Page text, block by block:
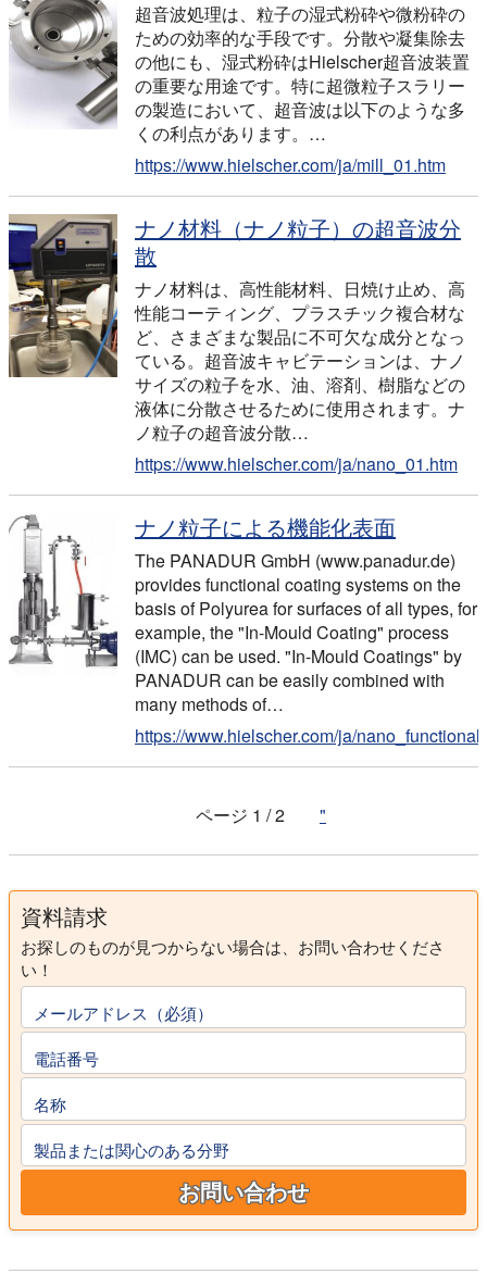
超音波処理は、粒子の湿式粉砕や微粉砕の
ための効率的な手段です。分散や凝集除去
の他にも、湿式粉砕はHielscher超音波装置
の重要な用途です。特に超微粒子スラリー
の製造において、超音波は以下のような多
くの利点があります。…
https://www.hielscher.com/ja/mill_01.htm
ナノ材料（ナノ粒子）の超音波分
散
ナノ材料は、高性能材料、日焼け止め、高
性能コーティング、プラスチック複合材な
ど、さまざまな製品に不可欠な成分となっ
ている。超音波キャビテーションは、ナノ
サイズの粒子を水、油、溶剤、樹脂などの
液体に分散させるために使用されます。ナ
ノ粒子の超音波分散…
https://www.hielscher.com/ja/nano_01.htm
ナノ粒子による機能化表面
The PANADUR GmbH (www.panadur.de)
provides functional coating systems on the
basis of Polyurea for surfaces of all types, for
example, the "In-Mould Coating" process
(IMC) can be used. "In-Mould Coatings" by
PANADUR can be easily combined with
many methods of…
https://www.hielscher.com/ja/
ページ 1 / 2 "
資料請求
お探しのものが見つからない場合は、お問い合わせくださ
い！
メールアドレス（必須）
電話番号
名称
製品または関心のある分野
お問い合わせ